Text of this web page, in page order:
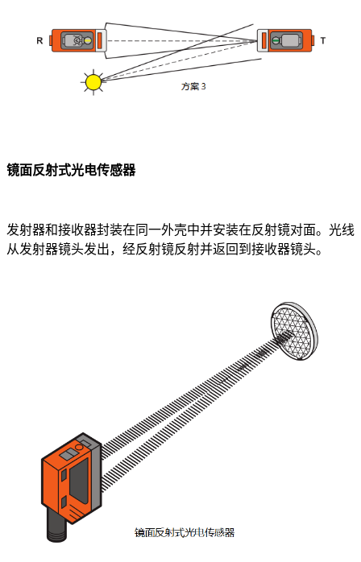
镜面反射式光电传感器
发射器和接收器封装在同一外壳中并安装在反射镜对面。光线
从发射器镜头发出，经反射镜反射并返回到接收器镜头。